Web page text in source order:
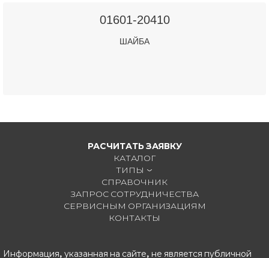
01601-20410
ШАЙБА
РАСЧИТАТЬ ЗАЯВКУ
КАТАЛОГ
ТИПЫ
СПРАВОЧНИК
ЗАПРОС СОТРУДНИЧЕСТВА
СЕРВИСНЫМ ОРГАНИЗАЦИЯМ
КОНТАКТЫ
Информация, указанная на сайте, не является публичной